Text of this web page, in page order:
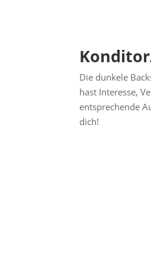
Die dunkele
hast Interesse,
entsprechende
dich!